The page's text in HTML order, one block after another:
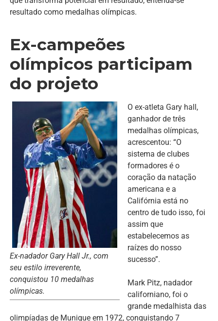
resultado como medalhas olímpicas.
Ex-campeões
olímpicos participam
do projeto
Ex-nadador Gary Hall Jr., com
seu estilo irreverente,
conquistou 10 medalhas
olímpicas.
O ex-atleta Gary hall,
ganhador de três
medalhas olímpicas,
acrescentou: “O
sistema de clubes
formadores é o
coração da natação
americana e a
Califórnia está no
centro de tudo isso, foi
assim que
estabelecemos as
raízes do nosso
sucesso”.
Mark Pitz, nadador
californiano, foi o
grande medalhista das
olimpíadas de Munique em 1972, conquistando 7